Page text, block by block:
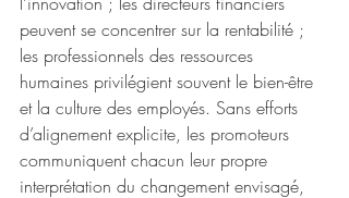
peuvent se concentrer sur la rentabilité ;
les professionnels des ressources
humaines privilégient souvent le bien-être
et la culture des employés. Sans efforts
d’alignement explicite, les promoteurs
communiquent chacun leur propre
interprétation du changement envisagé,